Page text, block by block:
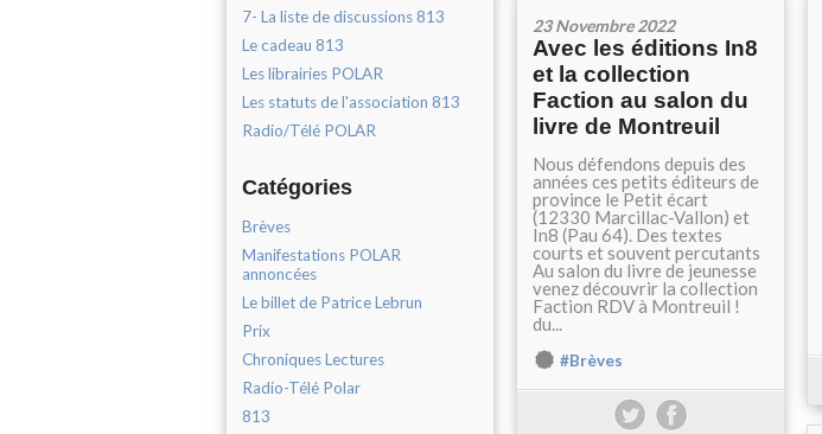
7- La liste de discussions 813
Le cadeau 813
Les librairies POLAR
Les statuts de l'association 813
Radio/Télé POLAR
Catégories
Brèves
Manifestations POLAR
annoncées
Le billet de Patrice Lebrun
Prix
Chroniques Lectures
Radio-Télé Polar
813
23 Novembre 2022
Avec les éditions In8
et la collection
Faction au salon du
livre de Montreuil
Nous défendons depuis des
années ces petits éditeurs de
province le Petit écart
(12330 Marcillac-Vallon) et
In8 (Pau 64). Des textes
courts et souvent percutants
Au salon du livre de jeunesse
venez découvrir la collection
Faction RDV à Montreuil !
du...
#Brèves